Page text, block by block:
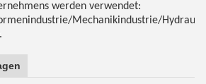
werden verwendet:
Mechanikindustrie/